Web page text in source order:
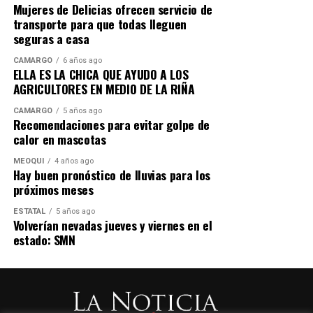
por ciento, mientras que Andrea Chávez alcanza 39.49
por ciento, por lo que el alcalde mantiene una ventaja
de 4.09 puntos.
De esta manera, si Acción Nacional postulara a Marco
Bonilla, las mediciones muestran al PAN con una ruta
competitiva para conservar el Poder Ejecutivo estatal,
aun cuando Morena mantiene una ventaja en algunas
mediciones de preferencia partidista.
A más de un año de la elección, ambas mediciones
coinciden en que Marco Bonilla es hoy el perfil más
fuerte del PAN para competir por la gubernatura de
Chihuahua y, con él como candidato, Acción Nacional se
mantiene con posibilidades reales de conservar el
Mujeres de Delicias ofrecen servicio de
transporte para que todas lleguen
seguras a casa
CAMARGO 6 años ago
ELLA ES LA CHICA QUE AYUDO A LOS
AGRICULTORES EN MEDIO DE LA RIÑA
CAMARGO 5 años ago
Recomendaciones para evitar golpe de
calor en mascotas
MEOQUI 4 años ago
Hay buen pronóstico de lluvias para los
próximos meses
ESTATAL 5 años ago
Volverían nevadas jueves y viernes en el
estado: SMN